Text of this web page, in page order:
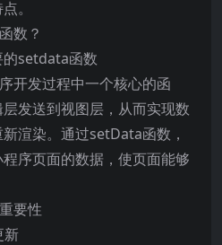
。
数？
开发过程中一个核心的函
发送到视图层，从而实现数
渲染。通过setData函数，
序页面的数据，使页面能够
要性
新